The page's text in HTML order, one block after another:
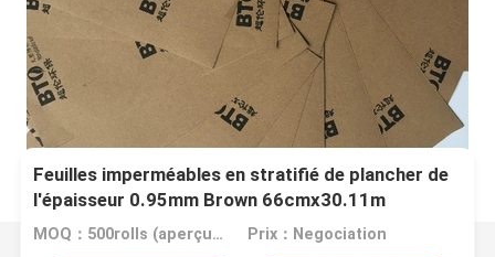
Feuilles imperméables en stratifié de plancher de
l'épaisseur 0.95mm Brown 66cmx30.11m
MOQ：500rolls (aperçu gratuit de taille A4) Prix：Negociation